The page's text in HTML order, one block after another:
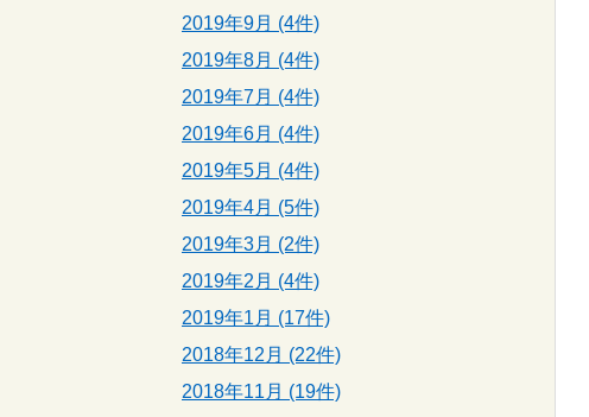
2019年9月 (4件)
2019年8月 (4件)
2019年7月 (4件)
2019年6月 (4件)
2019年5月 (4件)
2019年4月 (5件)
2019年3月 (2件)
2019年2月 (4件)
2019年1月 (17件)
2018年12月 (22件)
2018年11月 (19件)